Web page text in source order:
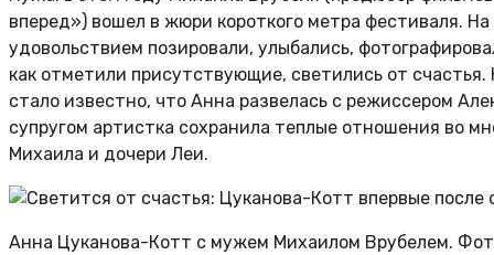
вперед») вошел в жюри короткого метра фестиваля.
удовольствием позировали, улыбались,
как отметили присутствующие, светились от
стало известно, что Анна развелась с режиссером
супругом артистка сохранила теплые отношения во
Михаила и дочери Леи.
Анна Цуканова-Котт с мужем Михаилом Врубелем.